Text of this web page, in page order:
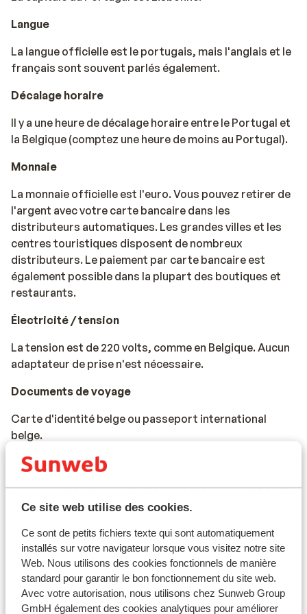
Ce site web utilise des cookies.
Ce sont de petits fichiers texte qui sont automatiquement
installés sur votre navigateur lorsque vous visitez notre site
Web. Nous utilisons des cookies fonctionnels de manière
standard pour garantir le bon fonctionnement du site web.
Avec votre autorisation, nous utilisons chez Sunweb Group
GmbH également des cookies analytiques pour améliorer
Langue
La langue officielle est le portugais, mais l'anglais et le
français sont souvent parlés également.
Décalage horaire
Il y a une heure de décalage horaire entre le Portugal et
la Belgique (comptez une heure de moins au Portugal).
Monnaie
La monnaie officielle est l'euro. Vous pouvez retirer de
l'argent avec votre carte bancaire dans les
distributeurs automatiques. Les grandes villes et les
centres touristiques disposent de nombreux
distributeurs. Le paiement par carte bancaire est
également possible dans la plupart des boutiques et
restaurants.
Électricité / tension
La tension est de 220 volts, comme en Belgique. Aucun
adaptateur de prise n'est nécessaire.
Documents de voyage
Carte d'identité belge ou passeport international
belge.
Les enfants de moins de 12 ans doivent avoir la Kids-ID.
Pour les personnes de moins de 18 ans voyageant sans
adulte, une déclaration signée des parents et/ou
par l'hôtel.
Les documents de voyage doivent être valides pour
toute la durée du séjour au Portugal.
Si vous n'avez pas la nationalité belge, nous vous